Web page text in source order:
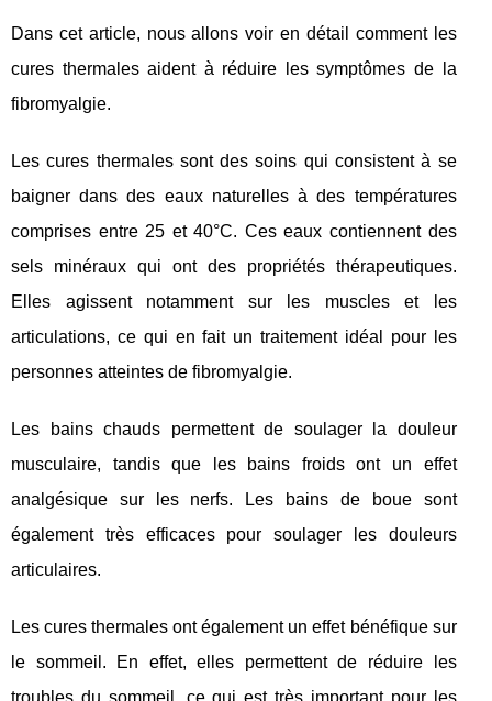
Dans cet article, nous allons voir en détail comment les
cures thermales aident à réduire les symptômes de la
fibromyalgie.
Les cures thermales sont des soins qui consistent à se
baigner dans des eaux naturelles à des températures
comprises entre 25 et 40°C. Ces eaux contiennent des
sels minéraux qui ont des propriétés thérapeutiques.
Elles agissent notamment sur les muscles et les
articulations, ce qui en fait un traitement idéal pour les
personnes atteintes de fibromyalgie.
Les bains chauds permettent de soulager la douleur
musculaire, tandis que les bains froids ont un effet
analgésique sur les nerfs. Les bains de boue sont
également très efficaces pour soulager les douleurs
articulaires.
Les cures thermales ont également un effet bénéfique sur
le sommeil. En effet, elles permettent de réduire les
troubles du sommeil, ce qui est très important pour les